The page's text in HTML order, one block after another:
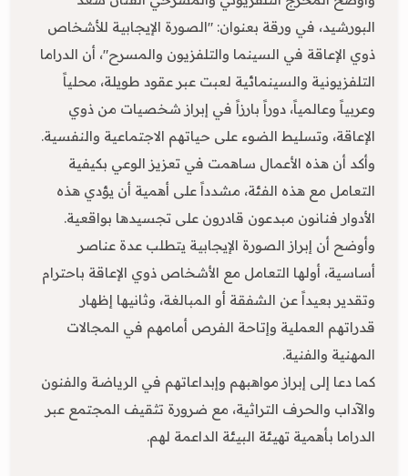
البورشيد، في ورقة بعنوان: "الصورة الإيجابية للأشخاص
ذوي الإعاقة في السينما والتلفزيون والمسرح"، أن الدراما
التلفزيونية والسينمائية لعبت عبر عقود طويلة، محلياً
وعربياً وعالمياً، دوراً بارزاً في إبراز شخصيات من ذوي
الإعاقة، وتسليط الضوء على حياتهم الاجتماعية والنفسية.
وأكد أن هذه الأعمال ساهمت في تعزيز الوعي بكيفية
التعامل مع هذه الفئة، مشدداً على أهمية أن يؤدي هذه
الأدوار فنانون مبدعون قادرون على تجسيدها بواقعية.
وأوضح أن إبراز الصورة الإيجابية يتطلب عدة عناصر
أساسية، أولها التعامل مع الأشخاص ذوي الإعاقة باحترام
وتقدير بعيداً عن الشفقة أو المبالغة، وثانيها إظهار
قدراتهم العملية وإتاحة الفرص أمامهم في المجالات
المهنية والفنية.
كما دعا إلى إبراز مواهبهم وإبداعاتهم في الرياضة والفنون
والآداب والحرف التراثية، مع ضرورة تثقيف المجتمع عبر
الدراما بأهمية تهيئة البيئة الداعمة لهم.